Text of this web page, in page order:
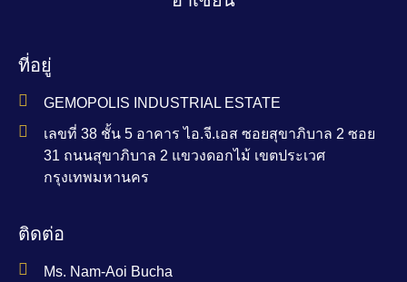
ที่อยู่
GEMOPOLIS INDUSTRIAL ESTATE
เลขที่ 38 ชั้น 5 อาคาร ไอ.จี.เอส ซอยสุขาภิบาล 2 ซอย
31 ถนนสุขาภิบาล 2 แขวงดอกไม้ เขตประเวศ
กรุงเทพมหานคร
ติดต่อ
Ms. Nam-Aoi Bucha